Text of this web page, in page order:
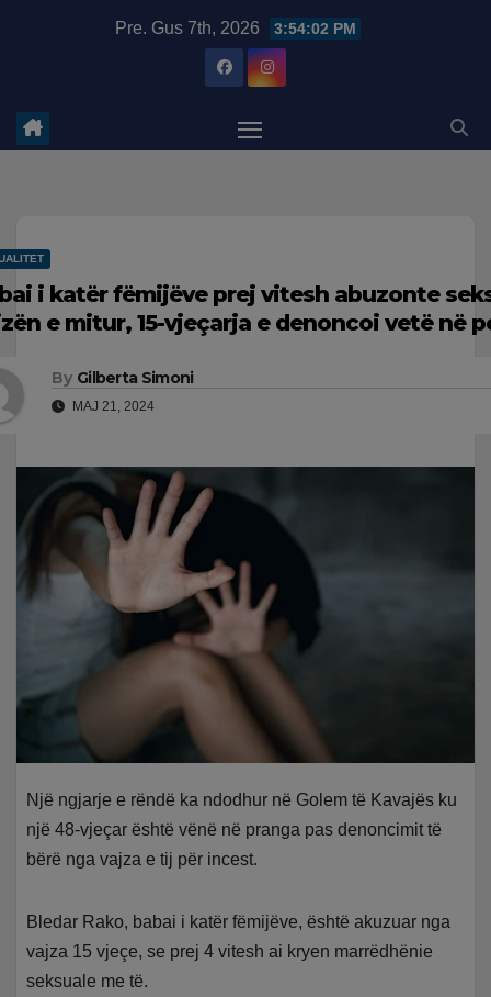
Pre. Gus 7th, 2026 3:54:03 PM
i katër fëmijëve prej vitesh abuzonte
e mitur, 15-vjeçarja e denoncoi vetë në
By Gilberta Simoni
MAJ 21, 2024
Një ngjarje e rëndë ka ndodhur në Golem të Kavajës ku
një 48-vjeçar është vënë në pranga pas denoncimit të
bërë nga vajza e tij për incest.
Bledar Rako, babai i katër fëmijëve, është akuzuar nga
vajza 15 vjeçe, se prej 4 vitesh ai kryen marrëdhënie
seksuale me të.